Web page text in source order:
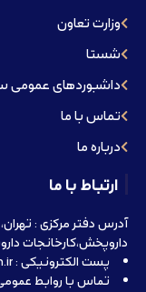
وزارت تعاون
شستا
داشبوردهای عمومی
تماس با ما
درباره ما
ارتباط با ما
داروپخش،کارخانجات
پست الکترونیکی : info@rahavardtamin.ir
تماس با روابط عمومی :